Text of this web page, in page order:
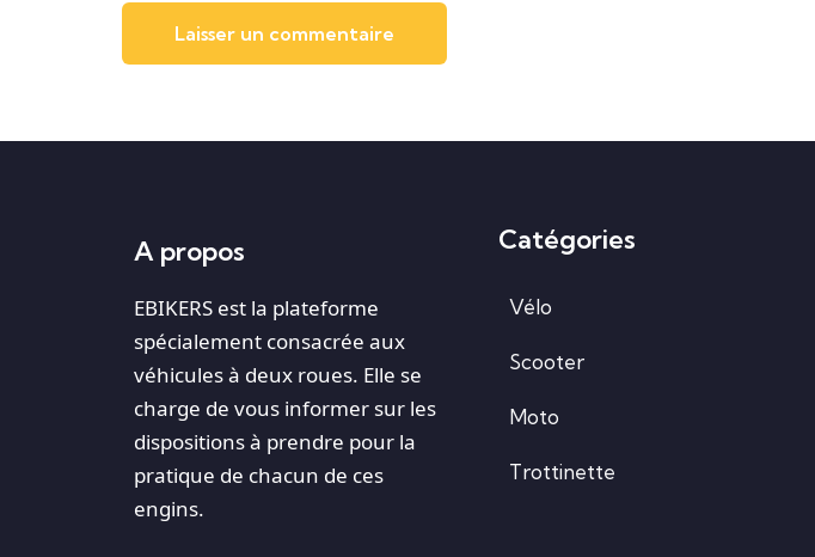
A propos
EBIKERS est la plateforme
spécialement consacrée aux
véhicules à deux roues. Elle se
charge de vous informer sur les
dispositions à prendre pour la
pratique de chacun de ces
engins.
Catégories
Vélo
Scooter
Moto
Trottinette